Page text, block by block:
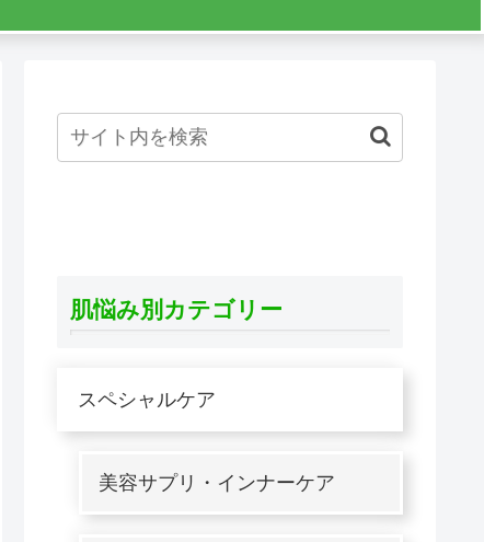
肌悩み別カテゴリー
スペシャルケア
美容サプリ・インナーケア